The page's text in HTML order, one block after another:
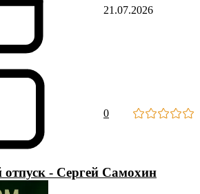
21.07.2026
0
- Сергей Самохин